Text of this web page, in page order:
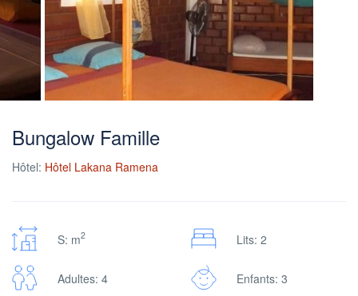
Bungalow Famille
Hôtel: Hôtel Lakana Ramena
S: m2 Lits: 2
Adultes: 4 Enfants: 3